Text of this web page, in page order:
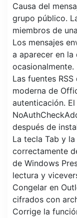
Causa del
grupo público.
miembros de
Los mensajes
a aparecer en
ocasionalmente.
Las fuentes
moderna de
autenticación.
después de
La tecla Tab y
correctamente
de Windows
lectura y
Congelar en
cifrados con
Corrige la